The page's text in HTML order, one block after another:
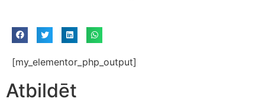
[my_elementor_php_output]
Atbildēt